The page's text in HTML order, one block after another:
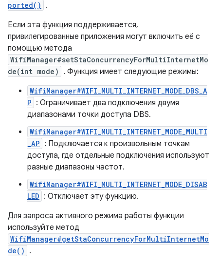
ported()
.
Если эта функция поддерживается,
привилегированные приложения могут включить её с
помощью метода
WifiManager#setStaConcurrencyForMultiInternetMo
de(int mode)
. Функция имеет следующие режимы:
WifiManager#WIFI_MULTI_INTERNET_MODE_DBS_A
P : Ограничивает два подключения двумя
диапазонами точки доступа DBS.
WifiManager#WIFI_MULTI_INTERNET_MODE_MULTI
_AP : Подключается к произвольным точкам
доступа, где отдельные подключения используют
разные диапазоны частот.
WifiManager#WIFI_MULTI_INTERNET_MODE_DISAB
LED : Отключает эту функцию.
Для запроса активного режима работы функции
используйте метод
WifiManager#getStaConcurrencyForMultiInternetMo
de()
.